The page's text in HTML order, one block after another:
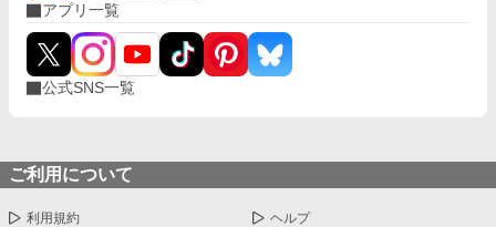
アプリ一覧
公式SNS一覧
ご利用について
利用規約 ヘルプ